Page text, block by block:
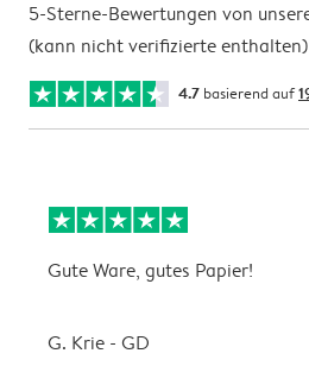
5-Sterne-Bewertungen von
(kann nicht verifizierte enthalten)
4.7 basierend auf
Gute Ware, gutes Papier!
G. Krie - GD